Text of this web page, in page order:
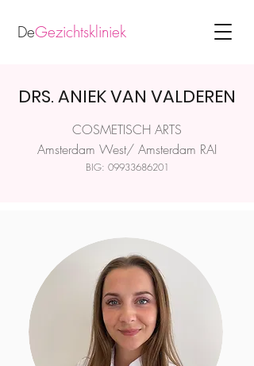
DeGezichtskliniek
DRS. ANIEK VAN VALDEREN
COSMETISCH ARTS
Amsterdam West/ Amsterdam RAI
BIG: 09933686201